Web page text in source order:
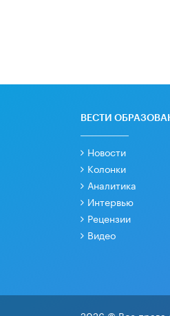
ВЕСТИ
Новости
Колонки
Аналитика
Интервью
Рецензии
Видео